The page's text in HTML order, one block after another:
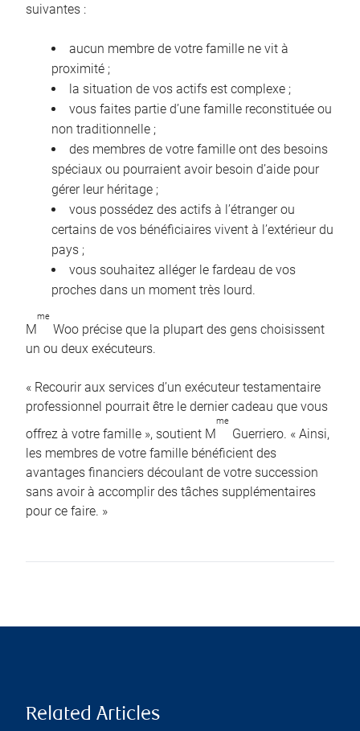
suivantes :
aucun membre de votre famille ne vit à
proximité ;
la situation de vos actifs est complexe ;
vous faites partie d’une famille reconstituée ou
non traditionnelle ;
des membres de votre famille ont des besoins
spéciaux ou pourraient avoir besoin d’aide pour
gérer leur héritage ;
vous possédez des actifs à l’étranger ou
certains de vos bénéficiaires vivent à l’extérieur du
pays ;
vous souhaitez alléger le fardeau de vos
proches dans un moment très lourd.
M
me
Woo précise que la plupart des gens choisissent
un ou deux exécuteurs.
« Recourir aux services d’un exécuteur testamentaire
professionnel pourrait être le dernier cadeau que vous
offrez à votre famille », soutient M
me
Guerriero. « Ainsi,
les membres de votre famille bénéficient des
avantages financiers découlant de votre succession
sans avoir à accomplir des tâches supplémentaires
pour ce faire. »
Related Articles